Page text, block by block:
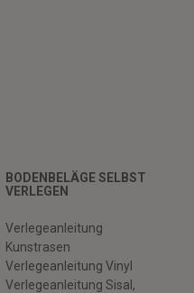
BODENBELÄGE SELBST
VERLEGEN
Verlegeanleitung
Kunstrasen
Verlegeanleitung Vinyl
Verlegeanleitung Sisal,